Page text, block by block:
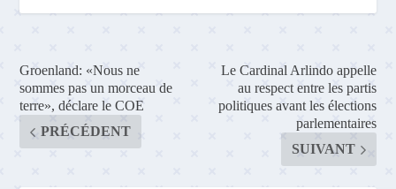
Groenland: «Nous ne
sommes pas un morceau de
terre», déclare le COE
PRÉCÉDENT
Le Cardinal Arlindo appelle
au respect entre les partis
politiques avant les élections
parlementaires
SUIVANT